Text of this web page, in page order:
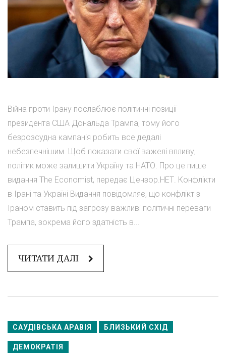
Війна проти Ірану послаблює політичні позиції
президента США Дональда Трампа, тому його
безрозсудна кампанія робить все дедалі
небезпечнішим. Щоб показати свої важелі впливу,
політик може залишити Україну та НАТО. Про це пише
видання The Economist, передає Цензор.НЕТ. Конфлікти
в Ірані та Україні Видання повідомляє, що конфлікт з
Іраном ставить під загрозу важливі політичні переваги
Трампа, зокрема його здатність в...
ЧИТАТИ ДАЛІ
САУДІВСЬКА АРАВІЯ БЛИЗЬКИЙ СХІД
ДЕМОКРАТІЯ